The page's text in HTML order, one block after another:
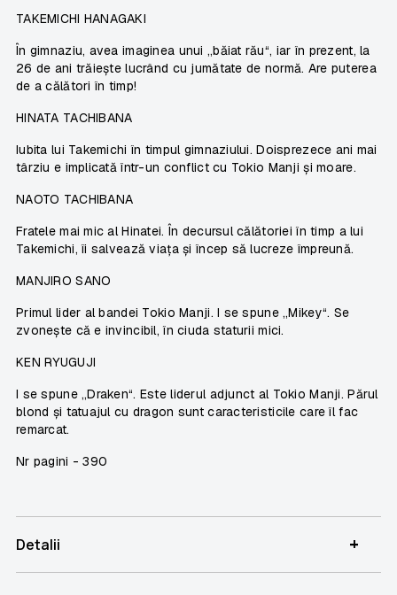
TAKEMICHI HANAGAKI
În gimnaziu, avea imaginea unui „băiat rău“, iar în prezent, la
26 de ani trăiește lucrând cu jumătate de normă. Are puterea
de a călători în timp!
HINATA TACHIBANA
Iubita lui Takemichi în timpul gimnaziului. Doisprezece ani mai
târziu e implicată într-un conflict cu Tokio Manji și moare.
NAOTO TACHIBANA
Fratele mai mic al Hinatei. În decursul călătoriei în timp a lui
Takemichi, îi salvează viața și încep să lucreze împreună.
MANJIRO SANO
Primul lider al bandei Tokio Manji. I se spune „Mikey“. Se
zvonește că e invincibil, în ciuda staturii mici.
KEN RYUGUJI
I se spune „Draken“. Este liderul adjunct al Tokio Manji. Părul
blond și tatuajul cu dragon sunt caracteristicile care îl fac
remarcat.
Nr pagini -390
Detalii +